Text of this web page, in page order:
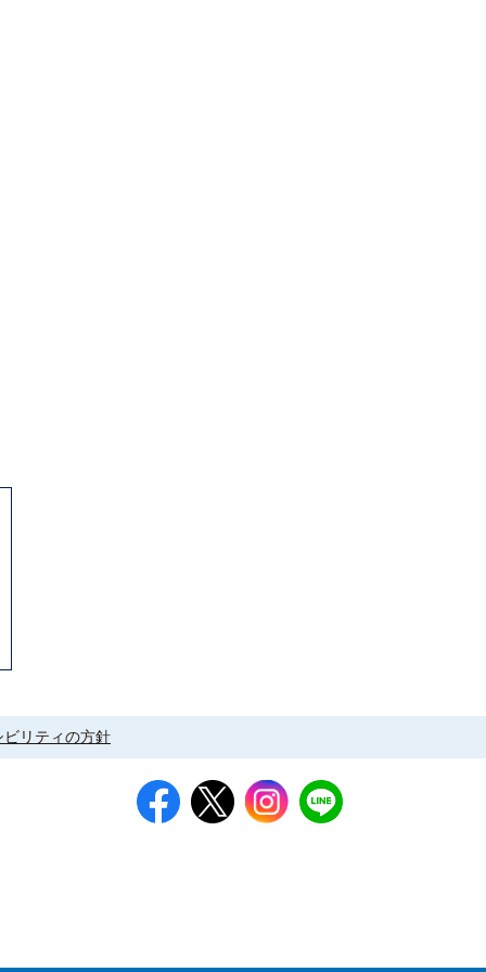
リティの方針